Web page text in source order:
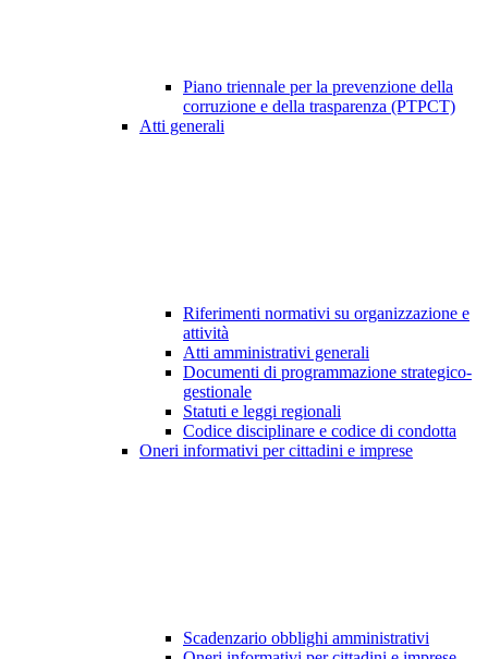
Piano triennale per la prevenzione della
corruzione e della trasparenza (PTPCT)
Atti generali
Riferimenti normativi su organizzazione e
attività
Atti amministrativi generali
Documenti di programmazione strategico-
gestionale
Statuti e leggi regionali
Codice disciplinare e codice di condotta
Oneri informativi per cittadini e imprese
Scadenzario obblighi amministrativi